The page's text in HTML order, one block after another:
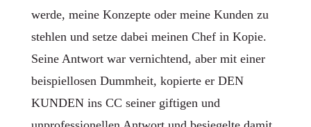
werde, meine Konzepte oder meine Kunden zu
stehlen und setze dabei meinen Chef in Kopie.
Seine Antwort war vernichtend, aber mit einer
beispiellosen Dummheit, kopierte er DEN
KUNDEN ins CC seiner giftigen und